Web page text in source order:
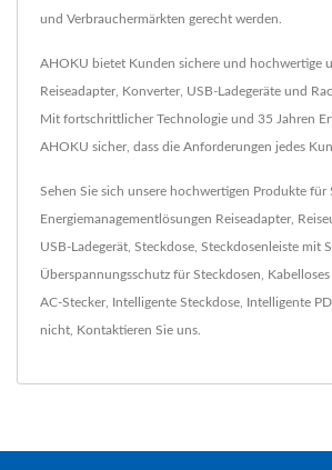
und Verbrauchermärkten gerecht werden.
AHOKU bietet Kunden sichere und hochwertige
Reiseadapter, Konverter, USB-Ladegeräte und
Mit fortschrittlicher Technologie und 35 Jahren
AHOKU sicher, dass die Anforderungen jedes
Sehen Sie sich unsere hochwertigen Produkte für
Energiemanagementlösungen Reiseadapter,
USB-Ladegerät Steckdose Steckdosenleiste mit
Überspannungsschutz für Steckdosen
AC-Stecker, Intelligente Steckdose Intelligente
nicht, Kontaktieren Sie uns